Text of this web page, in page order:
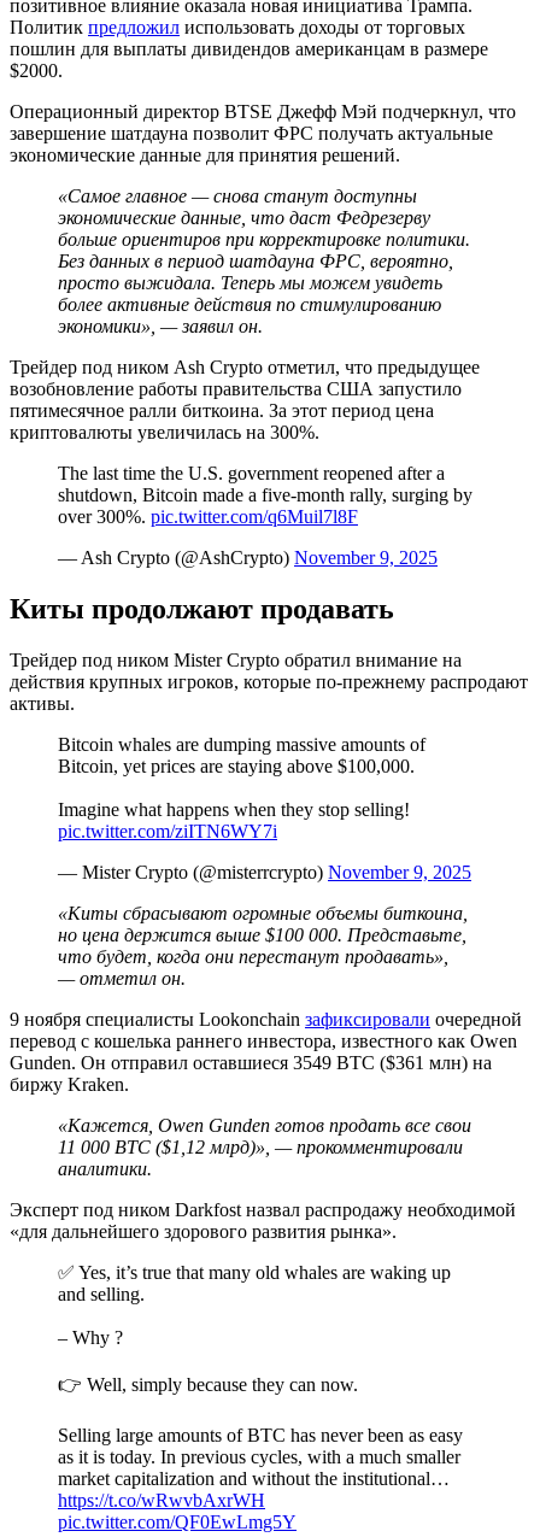
позитивное влияние оказала новая инициатива Трампа.
Политик предложил использовать доходы от торговых
пошлин для выплаты дивидендов американцам в размере
$2000.
Операционный директор BTSE Джефф Мэй подчеркнул, что
завершение шатдауна позволит ФРС получать актуальные
экономические данные для принятия решений.
«Самое главное — снова станут доступны
экономические данные, что даст Федрезерву
больше ориентиров при корректировке политики.
Без данных в период шатдауна ФРС, вероятно,
просто выжидала. Теперь мы можем увидеть
более активные действия по стимулированию
экономики», — заявил он.
Трейдер под ником Ash Crypto отметил, что предыдущее
возобновление работы правительства США запустило
пятимесячное ралли биткоина. За этот период цена
криптовалюты увеличилась на 300%.
The last time the U.S. government reopened after a
shutdown, Bitcoin made a five-month rally, surging by
over 300%. pic.twitter.com/q6Muil7l8F
— Ash Crypto (@AshCrypto) November 9, 2025
Киты продолжают продавать
Трейдер под ником Mister Crypto обратил внимание на
действия крупных игроков, которые по-прежнему распродают
активы.
Bitcoin whales are dumping massive amounts of
Bitcoin, yet prices are staying above $100,000.
Imagine what happens when they stop selling!
pic.twitter.com/ziITN6WY7i
— Mister Crypto (@misterrcrypto) November 9, 2025
«Киты сбрасывают огромные объемы биткоина,
но цена держится выше $100 000. Представьте,
что будет, когда они перестанут продавать»,
— отметил он.
9 ноября специалисты Lookonchain зафиксировали очередной
перевод с кошелька раннего инвестора, известного как Owen
Gunden. Он отправил оставшиеся 3549 BTC ($361 млн) на
биржу Kraken.
«Кажется, Owen Gunden готов продать все свои
11 000 BTC ($1,12 млрд)», — прокомментировали
аналитики.
Эксперт под ником Darkfost назвал распродажу необходимой
«для дальнейшего здорового развития рынка».
✅ Yes, it’s true that many old whales are waking up
and selling.
– Why ?
👉 Well, simply because they can now.
Selling large amounts of BTC has never been as easy
as it is today. In previous cycles, with a much smaller
market capitalization and without the institutional…
https://t.co/wRwvbAxrWH
pic.twitter.com/QF0EwLmg5Y